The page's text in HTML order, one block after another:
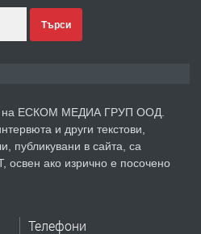
преди 4 дни
НА МЕБЕЛИ.
Търси
на ЕСКОМ МЕДИА ГРУП ООД.
и други текстови,
публикувани в сайта, са
освен ако изрично е посочено
Телефони